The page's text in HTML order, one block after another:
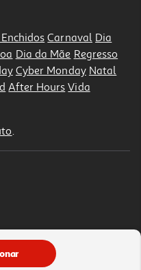
1.5l (sdr)
Carnaval Dia
Dia da Mãe Regresso
Cyber Monday Natal
After Hours Vida
.